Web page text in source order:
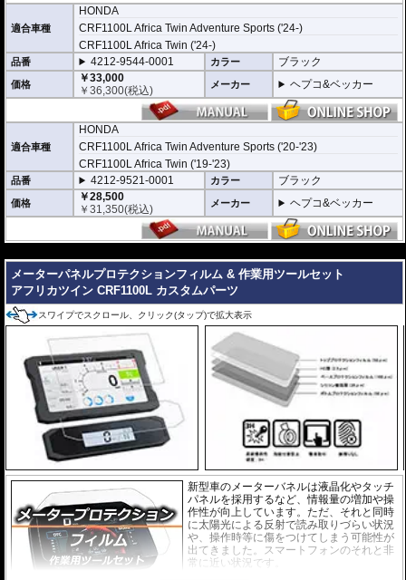
適合車種
HONDA
CRF1100L Africa Twin Adventure Sports ('24-)
CRF1100L Africa Twin ('24-)
品番 4212-9544-0001 カラー ブラック
価格
￥33,000
￥36,300(税込) メーカー ヘプコ&ベッカー
適合車種
HONDA
CRF1100L Africa Twin Adventure Sports ('20-'23)
CRF1100L Africa Twin ('19-'23)
品番 4212-9521-0001 カラー ブラック
価格
￥28,500
￥31,350(税込) メーカー ヘプコ&ベッカー
メーターパネルプロテクションフィルム & 作業用ツールセット
アフリカツイン CRF1100L カスタムパーツ
スワイプでスクロール、クリック(タップ)で拡大表示
新型車のメーターバネルは液晶化やタッチ
パネルを採用するなど、情報量の増加や操
作性が向上しています。ただ、それと同時
に太陽光による反射で読み取りづらい状況
や、操作時等に傷をつけてしまう可能性が
出てきました。スマートフォンのそれと非
常に近い状況です。